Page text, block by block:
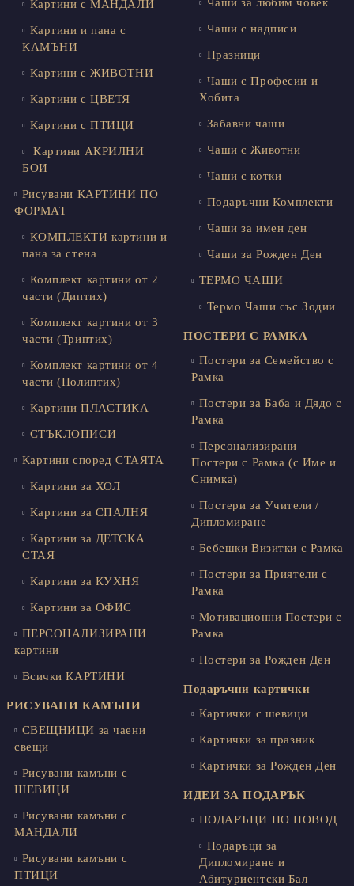
Картини с МАНДАЛИ
Картини и пана с
КАМЪНИ
Картини с ЖИВОТНИ
Картини с ЦВЕТЯ
Картини с ПТИЦИ
Картини АКРИЛНИ
БОИ
Рисувани КАРТИНИ ПО
ФОРМАТ
КОМПЛЕКТИ картини и
пана за стена
Комплект картини от 2
части (Диптих)
Комплект картини от 3
части (Триптих)
Комплект картини от 4
части (Полиптих)
Картини ПЛАСТИКА
СТЪКЛОПИСИ
Картини според СТАЯТА
Картини за ХОЛ
Картини за СПАЛНЯ
Картини за ДЕТСКА
СТАЯ
Картини за КУХНЯ
Картини за ОФИС
ПЕРСОНАЛИЗИРАНИ
картини
Всички КАРТИНИ
РИСУВАНИ КАМЪНИ
СВЕЩНИЦИ за чаени
свещи
Рисувани камъни с
ШЕВИЦИ
Рисувани камъни с
МАНДАЛИ
Рисувани камъни с
ПТИЦИ
Чаши с надписи
Празници
Чаши с Професии и
Хобита
Забавни чаши
Чаши с Животни
Чаши с котки
Подаръчни Комплекти
Чаши за имен ден
Чаши за Рожден Ден
ТЕРМО ЧАШИ
Термо Чаши със Зодии
ПОСТЕРИ С РАМКА
Постери за Семейство с
Рамка
Постери за Баба и Дядо с
Рамка
Персонализирани
Постери с Рамка (с Име и
Снимка)
Постери за Учители /
Дипломиране
Бебешки Визитки с Рамка
Постери за Приятели с
Рамка
Мотивационни Постери с
Рамка
Постери за Рожден Ден
Подаръчни картички
Картички с шевици
Картички за празник
Картички за Рожден Ден
ИДЕИ ЗА ПОДАРЪК
ПОДАРЪЦИ ПО ПОВОД
Подаръци за
Дипломиране и
Абитуриентски Бал